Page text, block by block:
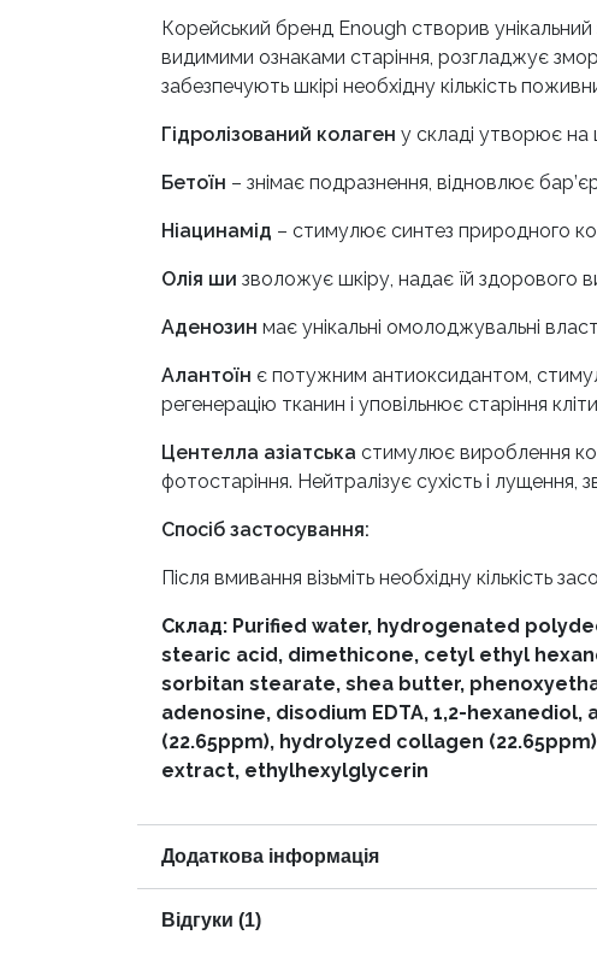
Корейський бренд Enough створив
видимими ознаками старіння, розгладжує
забезпечують шкірі необхідну кількість
Гідролізований колаген у складі утворює на
Бетоїн – знімає подразнення, відновлює
Ніацинамід – стимулює синтез природного
Олія ши зволожує шкіру, надає їй здорового
Аденозин має унікальні омолоджувальні
Алантоїн є потужним антиоксидантом,
регенерацію тканин і уповільнює старіння
Центелла азіатська стимулює вироблення
фотостаріння. Нейтралізує сухість і лущення,
Спосіб застосування:
Після вмивання візьміть необхідну кількість
Склад: Purified water, hydrogenated
stearic acid, dimethicone, cetyl ethyl
sorbitan stearate, shea butter,
adenosine, disodium EDTA, 1,2-
(22.65ppm), hydrolyzed collagen
extract, ethylhexylglycerin
Додаткова інформація
Відгуки (1)